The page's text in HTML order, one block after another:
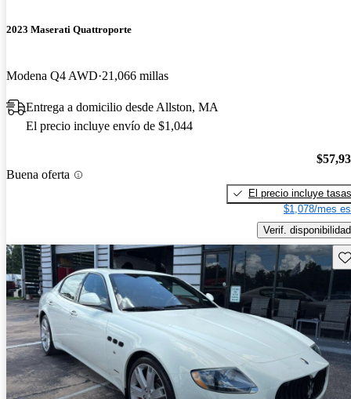
2023 Maserati Quattroporte
Modena Q4 AWD 21,066 millas
Entrega a domicilio desde Allston, MA
El precio incluye envío de $1,044
Buena oferta
El precio incluye tasas
$1,078/mes
Verif. disponibilidad